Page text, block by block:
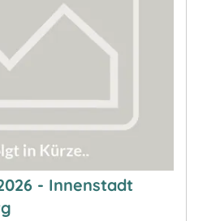
- Innenstadt